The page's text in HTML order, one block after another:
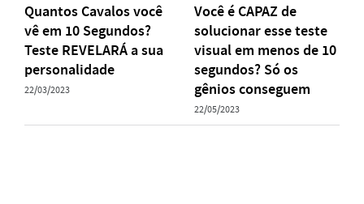
Quantos Cavalos você
vê em 10 Segundos?
Teste REVELARÁ a sua
personalidade
22/03/2023
Você é CAPAZ de
solucionar esse teste
visual em menos de 10
segundos? Só os
gênios conseguem
22/05/2023